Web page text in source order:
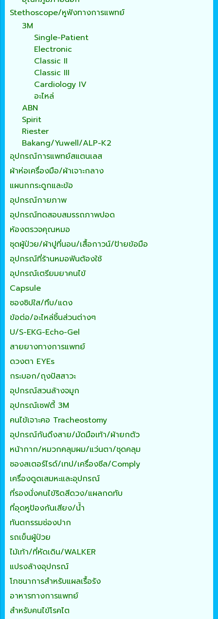
Stethoscope/หูฟังทางการแพทย์
3M
Single-Patient
Electronic
Classic II
Classic III
Cardiology IV
อะไหล่
ABN
Spirit
Riester
Bakang/Yuwell/ALP-K2
อุปกรณ์การแพทย์สแตนเลส
ผ้าห่อเครื่องมือ/ผ้าเจาะกลาง
แผนกกระดูกและข้อ
อุปกรณ์กายภาพ
อุปกรณ์ทดสอบสมรรถภาพปอด
ห้องตรวจคุณหมอ
ชุดผู้ป่วย/ผ้าปูที่นอน/เสื้อกาวน์/ป้ายข้อมือ
อุปกรณ์ที่ร้านหมอฟันต้องใช้
อุปกรณ์เตรียมยาคนไข้
Capsule
ซองซิปใส/ทึบ/แดง
ข้อต่อ/อะไหล่ชิ้นส่วนต่างๆ
U/S-EKG-Echo-Gel
สายยางทางการแพทย์
ดวงตา EYEs
กระบอก/ถุงปัสสาวะ
อุปกรณ์สวนล้างจมูก
อุปกรณ์เซฟตี้ 3M
คนไข้เจาะคอ Tracheostomy
อุปกรณ์กันดึงสาย/มัดมือเท้า/ผ้ายกตัว
หน้ากาก/หมวกคลุมผม/แว่นตา/ชุดคลุม
ซองสเตอร์ไรด์/เทป/เครื่องซีล/Comply
เครื่องดูดเสมหะและอุปกรณ์
ที่รองนั่งคนไข้ริดสีดวง/แผลกดทับ
ที่อุดหูป้องกันเสียง/น้ำ
ทันตกรรมช่องปาก
รถเข็นผู้ป่วย
ไม้เท้า/ที่หัดเดิน/WALKER
แปรงล้างอุปกรณ์
โภชนาการสำหรับแผลเรื้อรัง
อาหารทางการแพทย์
สำหรับคนไข้โรคไต